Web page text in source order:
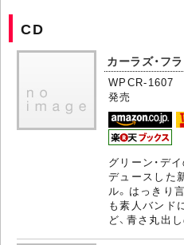
CD
カーラズ・フ
WPCR-1607
発売
グリーン・デ
デュースした
ル。はっきり
も素人バン
ど、青さ丸出